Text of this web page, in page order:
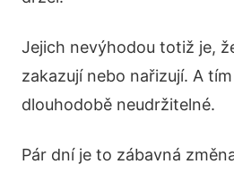
Jejich nevýhodou totiž je,
zakazují nebo nařizují. A
dlouhodobě neudržitelné.
Pár dní je to zábavná